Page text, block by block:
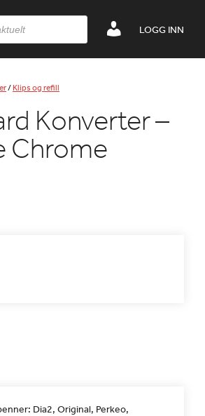
LOGG INN
/Klips og refill
Konverter –
Chrome
Dia2, Original, Perkeo,